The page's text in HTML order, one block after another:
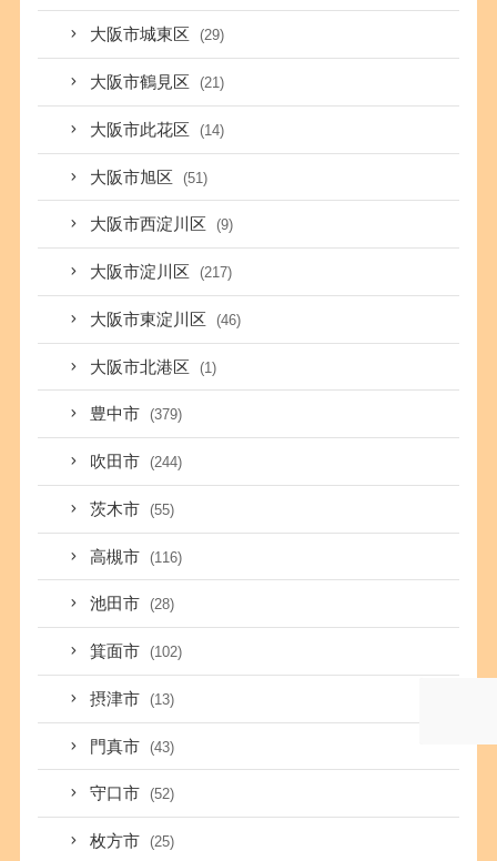
大阪市城東区 (29)
大阪市鶴見区 (21)
大阪市此花区 (14)
大阪市旭区 (51)
大阪市西淀川区 (9)
大阪市淀川区 (217)
大阪市東淀川区 (46)
大阪市北港区 (1)
豊中市 (379)
吹田市 (244)
茨木市 (55)
高槻市 (116)
池田市 (28)
箕面市 (102)
摂津市 (13)
門真市 (43)
守口市 (52)
枚方市 (25)